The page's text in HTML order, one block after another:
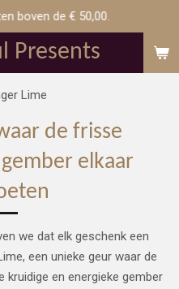
Presents
boven de € 50,00.
Lime
de frisse
elkaar
we dat elk geschenk een
een unieke geur waar de
en energieke gember